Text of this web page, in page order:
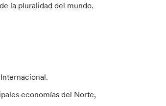
la pluralidad del mundo.
economías del Norte,